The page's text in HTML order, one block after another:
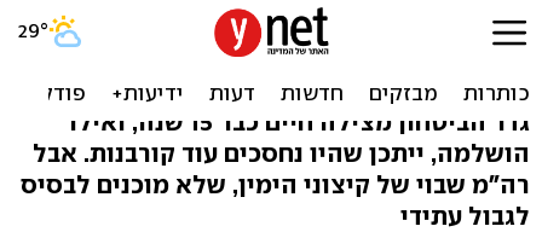
כניעת נתניהו למשיחיסטים
עולה בחיי אדם
גדר הביטחון מצילה חיים כבר 15 שנה, ואילו
הושלמה, ייתכן שהיו נחסכים עוד קורבנות. אבל
רה"מ שבוי של קיצוני הימין, שלא מוכנים לבסיס
לגבול עתידי